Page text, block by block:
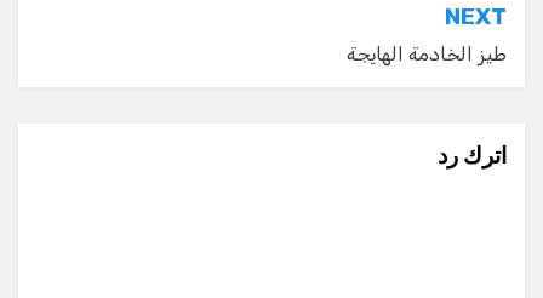
NEXT
طيز الخادمة الهايجة
اترك رد